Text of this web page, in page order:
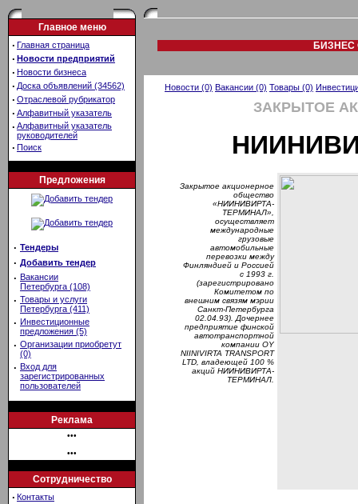
Главное меню
· Главная страница
· Новости предприятий
· Новости бизнеса
· Доска объявлений (34562)
· Отраслевой рубрикатор
· Алфавитный указатель
· Алфавитный указатель
руководителей
· Поиск
Предложения
· Тендеры
· Добавить тендер
· Вакансии
Петербурга (108)
· Товары и услуги
Петербурга (411)
· Инвестиционные
предложения (5)
· Организации приобретут
(0)
· Вход для
зарегистрированных
пользователей
Реклама
•••
•••
Сотрудничество
· Контакты
БИЗНЕС
Новости (0) Вакансии (0) Товары (0)
ЗАКРЫТОЕ
Закрытое акционерное
общество
«НИИНИВИРТА-
ТЕРМИНАЛ»,
осуществляет
международные
грузовые
автомобильные
перевозки между
Финляндией и Россией
с 1993 г.
(зарегистрировано
Комитетом по
внешним связям мэрии
Санкт-Петербурга
02.04.93). Дочернее
предприятие финской
автотранспортной
компании OY
NIINIVIRTA TRANSPORT
LTD, владеющей 100 %
акций НИИНИВИРТА-
ТЕРМИНАЛ.